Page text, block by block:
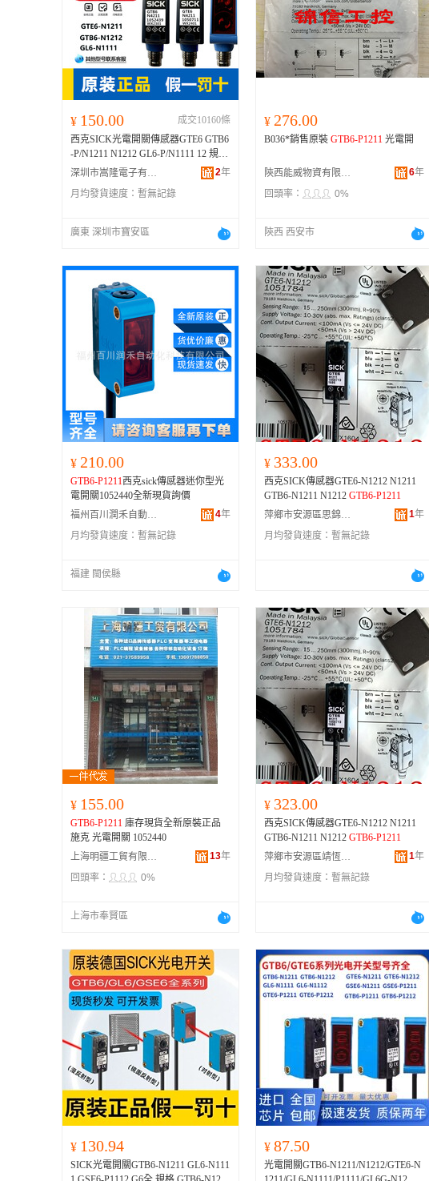
¥ 150.00
成交10160條
西克SICK光電開關傳感器GTE6 GTB6
-P/N1211 N1212 GL6-P/N1111 12 規格
GTB6-N1211【國產替代質保三年】、
GTB6-N1212【國產替代質保三年】、
GTB6-P1211【國產替代質保三年】、
GTE6-N1211【國產替代質保三年】、
GTE6-N1212【國產替代質保三年】、
GTE6-P1212【國產替代質保三年】、
GTB6-N1231【國產替代質保三年】、
GTB6-P1231【國產替代質保三年】、
GTE6-N1231【國產替代質保三年】、
GTE6-P1231【國產替代質保三年】、
GL6-N1111【國產替代質保三年】、G
L6-N1112【國產替代質保三年】、GL
6-P1111【國產替代質保三年】、GL6-
P1112【國產替代質保三年】、GTB6-
N1211【德國SICK假一賠十】、GTB6
-N1212【德國SICK假一賠十】、
6-P1211 【德國SICK假一賠十】、GT
B6-P1212【德國SICK假一賠十】、G
TE6-N1211【德國SICK假一賠十】、
GTE6-N1212【德國SICK假一賠
十】、GTE6-P1211【德國SICK假一賠
十】、GTE6-P1212【德國SICK假一賠
十】、GTB6-N1231【德國SICK假一
賠十】、GTB6-P1231【德國SICK假
一賠十】、GTE6-N1231【德國SICK
假一賠十】、GL6-N1111【德國SICK
假一賠十】、GL6-P1112【德國SICK
假一賠十】
深圳市嵩隆電子有限公司 2年
月均發貨速度： 暫無記錄
廣東 深圳市寶安區
¥ 276.00
B036*銷售原裝 GTB6-P1211 光電開
陝西能威物資有限公司 6年
回頭率：
0%
陝西 西安市
¥ 210.00
GTB6-P1211西克sick傳感器迷你型光
電開關1052440全新現貨詢價
福州百川潤禾自動化科技有限公司
4年
月均發貨速度： 暫無記錄
福建 閩侯縣
¥ 333.00
西克SICK傳感器GTE6-N1212 N1211
GTB6-N1211 N1212 GTB6-P1211
萍鄉市安源區思錦芸電子商行
1年
月均發貨速度： 暫無記錄
¥ 155.00
GTB6-P1211
施克 光電開關 1052440
上海明疆工貿有限公司
13年
回頭率：
0%
上海市奉賢區
¥ 323.00
西克SICK傳感器GTE6-N1212 N1211
GTB6-N1211 N1212 GTB6-P1211
萍鄉市安源區靖恆電子商行
1年
月均發貨速度： 暫無記錄
¥ 130.94
SICK光電開關GTB6-N1211 GL6-N111
¥ 87.50
光電開關GTB6-N1211/N1212/GTE6-N